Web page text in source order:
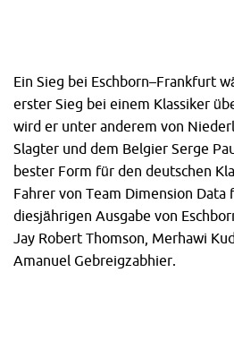
Ein Sieg bei Eschborn–Frankfurt
erster Sieg bei einem Klassiker
wird er unter anderem von
Slagter und dem Belgier Serge
bester Form für den deutschen
Fahrer von Team Dimension
diesjährigen Ausgabe von
Jay Robert Thomson, Merhawi
Amanuel Gebreigzabhier.